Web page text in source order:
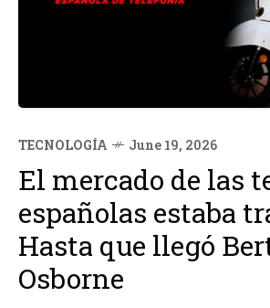
TECNOLOGÍA June 19, 2026
El mercado de las
españolas estaba
Hasta que llegó
Osborne